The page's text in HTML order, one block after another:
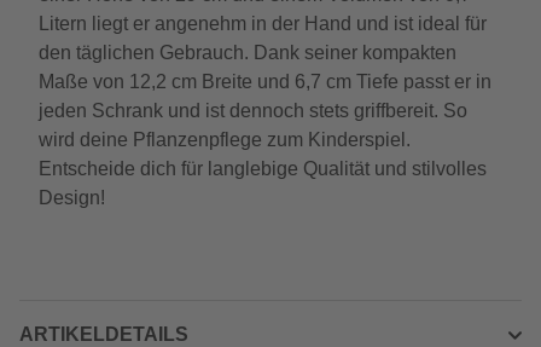
Litern liegt er angenehm in der Hand und ist ideal für
den täglichen Gebrauch. Dank seiner kompakten
Maße von 12,2 cm Breite und 6,7 cm Tiefe passt er in
jeden Schrank und ist dennoch stets griffbereit. So
wird deine Pflanzenpflege zum Kinderspiel.
Entscheide dich für langlebige Qualität und stilvolles
Design!
ARTIKELDETAILS